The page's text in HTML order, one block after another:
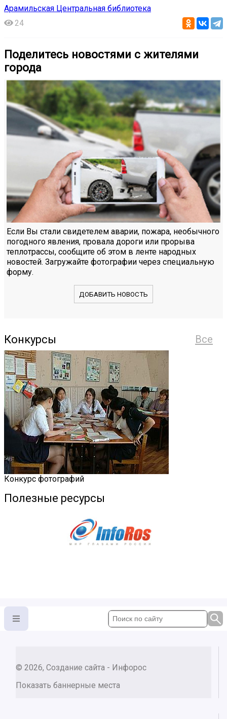
Арамильская Центральная библиотека
24
Поделитесь новостями с жителями
города
Если Вы стали свидетелем аварии, пожара, необычного
погодного явления, провала дороги или прорыва
теплотрассы, сообщите об этом в ленте народных
новостей. Загружайте фотографии через специальную
форму.
ДОБАВИТЬ НОВОСТЬ
Все
Конкурсы
Конкурс фотографий
Полезные ресурсы
© 2026, Создание сайта - Инфорос
Показать баннерные места